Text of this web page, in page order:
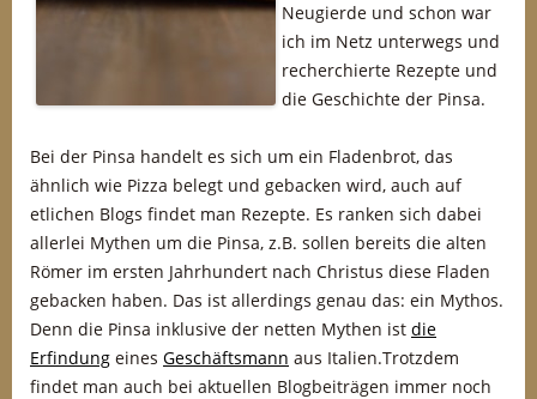
Neugierde und schon war
ich im Netz unterwegs und
recherchierte Rezepte und
die Geschichte der Pinsa.
Bei der Pinsa handelt es sich um ein Fladenbrot, das
ähnlich wie Pizza belegt und gebacken wird, auch auf
etlichen Blogs findet man Rezepte. Es ranken sich dabei
allerlei Mythen um die Pinsa, z.B. sollen bereits die alten
Römer im ersten Jahrhundert nach Christus diese Fladen
gebacken haben. Das ist allerdings genau das: ein Mythos.
Denn die Pinsa inklusive der netten Mythen ist die
Erfindung eines Geschäftsmann aus Italien.Trotzdem
findet man auch bei aktuellen Blogbeiträgen immer noch